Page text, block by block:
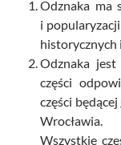
Odznaka ma
i
historycznych
Odznaka jest
części
części
Wrocławia.
Wszystkie